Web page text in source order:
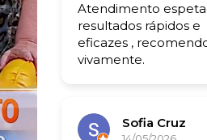
Atendimento
resultados rápidos e
eficazes ,
vivamente.
Sofia Cruz